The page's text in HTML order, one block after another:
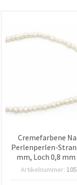
Cremefarbene
Perlenperlen-
mm, Loch 0,8 mm
56–58 Stk., ideal
Artikelnummer: